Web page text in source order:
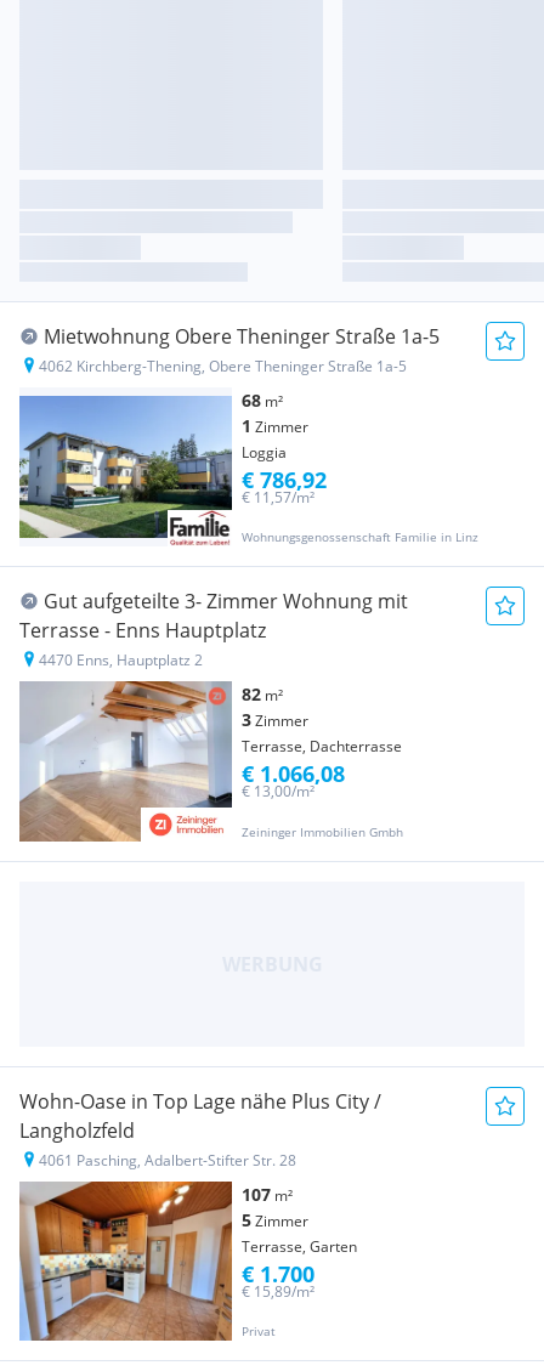
Mietwohnung Obere Theninger Straße 1a-5
4062 Kirchberg-Thening, Obere Theninger Straße 1a-5
68 m²
1 Zimmer
Loggia
Wohnungsgenossenschaft Familie in Linz
€ 11,57/m²
€ 786,92
Gut aufgeteilte 3- Zimmer Wohnung mit
Terrasse - Enns Hauptplatz
4470 Enns, Hauptplatz 2
82 m²
3Zimmer
Terrasse, Dachterrasse
Zeininger Immobilien Gmbh
€ 13,00/m²
€ 1.066,08
Wohn-Oase in Top Lage nähe Plus City /
Langholzfeld
4061 Pasching, Adalbert-Stifter Str. 28
107 m²
5Zimmer
Terrasse, Garten
Privat
€ 15,89/m²
€ 1.700